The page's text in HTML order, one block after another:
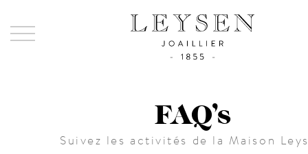
FAQ’s
Suivez les activités de la Maison